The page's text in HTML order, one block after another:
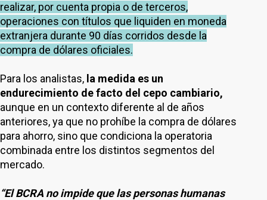
realizar, por cuenta propia o de terceros,
operaciones con títulos que liquiden en moneda
extranjera durante 90 días corridos desde la
compra de dólares oficiales.
Para los analistas, la medida es un
endurecimiento de facto del cepo cambiario,
aunque en un contexto diferente al de años
anteriores, ya que no prohíbe la compra de dólares
para ahorro, sino que condiciona la operatoria
combinada entre los distintos segmentos del
mercado.
“El BCRA no impide que las personas humanas